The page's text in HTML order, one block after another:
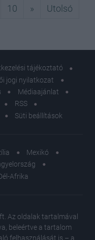
10 » Következő
Utolsó
tájékoztató
jogi nyilatkozat
Médiaajánlat
RSS
Süti beállítások
Mexikó
Afrika
Az oldalak tartalmával
beleértve a tartalom
felhasználását is – a